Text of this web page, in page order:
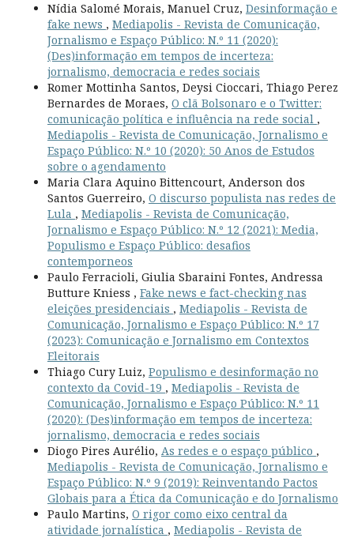
Nídia Salomé Morais, Manuel Cruz, Desinformação e
fake news , Mediapolis - Revista de Comunicação,
Jornalismo e Espaço Público: N.º 11 (2020):
(Des)informação em tempos de incerteza:
jornalismo, democracia e redes sociais
Romer Mottinha Santos, Deysi Cioccari, Thiago Perez
Bernardes de Moraes, O clã Bolsonaro e o Twitter:
comunicação política e influência na rede social ,
Mediapolis - Revista de Comunicação, Jornalismo e
Espaço Público: N.º 10 (2020): 50 Anos de Estudos
sobre o agendamento
Maria Clara Aquino Bittencourt, Anderson dos
Santos Guerreiro, O discurso populista nas redes de
Lula , Mediapolis - Revista de Comunicação,
Jornalismo e Espaço Público: N.º 12 (2021): Media,
Populismo e Espaço Público: desafios
contemporneos
Paulo Ferracioli, Giulia Sbaraini Fontes, Andressa
Butture Kniess , Fake news e fact-checking nas
eleições presidenciais , Mediapolis - Revista de
Comunicação, Jornalismo e Espaço Público: N.º 17
(2023): Comunicação e Jornalismo em Contextos
Eleitorais
Thiago Cury Luiz, Populismo e desinformação no
contexto da Covid-19 , Mediapolis - Revista de
Comunicação, Jornalismo e Espaço Público: N.º 11
(2020): (Des)informação em tempos de incerteza:
jornalismo, democracia e redes sociais
Diogo Pires Aurélio, As redes e o espaço público ,
Mediapolis - Revista de Comunicação, Jornalismo e
Espaço Público: N.º 9 (2019): Reinventando Pactos
Globais para a Ética da Comunicação e do Jornalismo
Paulo Martins, O rigor como eixo central da
atividade jornalística , Mediapolis - Revista de